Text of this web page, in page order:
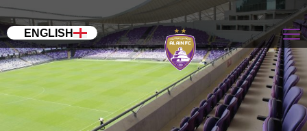
ENGLISH